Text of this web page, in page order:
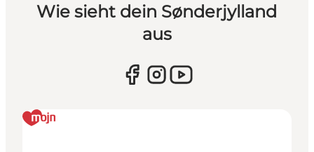
Wie sieht dein Sønderjylland
aus